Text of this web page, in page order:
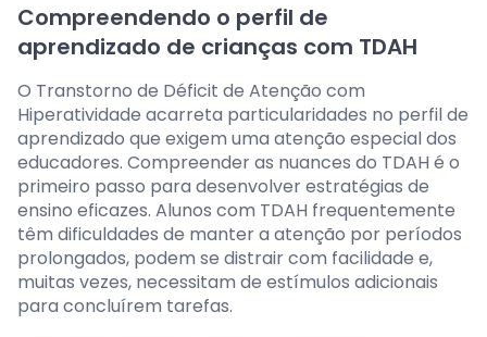
Compreendendo o perfil de
aprendizado de crianças com TDAH
O Transtorno de Déficit de Atenção com
Hiperatividade acarreta particularidades no perfil de
aprendizado que exigem uma atenção especial dos
educadores. Compreender as nuances do TDAH é o
primeiro passo para desenvolver estratégias de
ensino eficazes. Alunos com TDAH frequentemente
têm dificuldades de manter a atenção por períodos
prolongados, podem se distrair com facilidade e,
muitas vezes, necessitam de estímulos adicionais
para concluírem tarefas.